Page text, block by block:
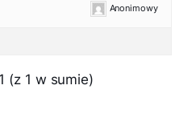
Anonimowy
(z 1 w sumie)